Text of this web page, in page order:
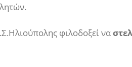
φιλοδοξεί να